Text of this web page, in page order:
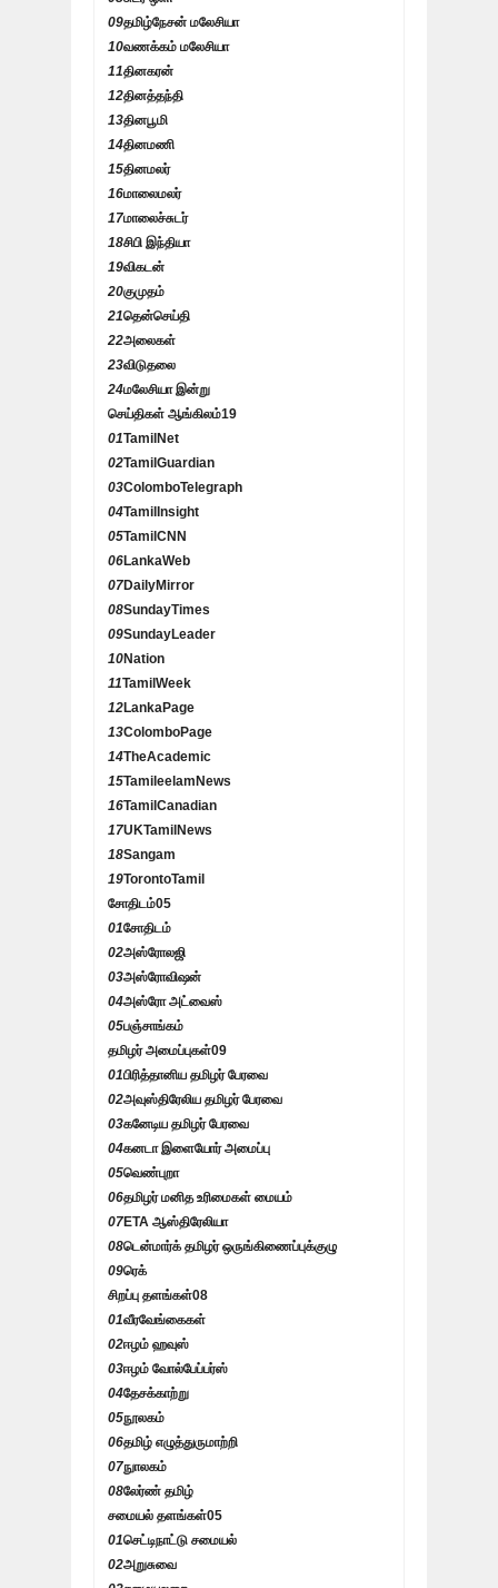
09தமிழ்நேசன் மலேசியா
10வணக்கம் மலேசியா
11தினகரன்
12தினத்தந்தி
13தினபூமி
14தினமணி
15தினமலர்
16மாலைமலர்
17மாலைச்சுடர்
18சிபி இந்தியா
19விகடன்
20குமுதம்
21தென்செய்தி
22அலைகள்
23விடுதலை
24மலேசியா இன்று
செய்திகள் ஆங்கிலம்19
01TamilNet
02TamilGuardian
03ColomboTelegraph
04TamilInsight
05TamilCNN
06LankaWeb
07DailyMirror
08SundayTimes
09SundayLeader
10Nation
11TamilWeek
12LankaPage
13ColomboPage
14TheAcademic
15TamileelamNews
16TamilCanadian
17UKTamilNews
18Sangam
19TorontoTamil
சோதிடம்05
01சோதிடம்
02அஸ்ரோலஜி
03அஸ்ரோவிஷன்
04அஸ்ரோ அட்வைஸ்
05பஞ்சாங்கம்
தமிழர் அமைப்புகள்09
01பிரித்தானிய தமிழர் பேரவை
02அவுஸ்திரேலிய தமிழர் பேரவை
03கனேடிய தமிழர் பேரவை
04கனடா இளையோர் அமைப்பு
05வெண்புறா
06தமிழர் மனித உரிமைகள் மையம்
07ETA ஆஸ்திரேலியா
08டென்மார்க் தமிழர் ஒருங்கிணைப்புக்குழு
09ரெக்
சிறப்பு தளங்கள்08
01வீரவேங்கைகள்
02ஈழம் ஹவுஸ்
03ஈழம் வோல்பேப்பர்ஸ்
04தேசக்காற்று
05நூலகம்
06தமிழ் எழுத்துருமாற்றி
07நுாலகம்
08லேர்ண் தமிழ்
சமையல் தளங்கள்05
01செட்டிநாட்டு சமையல்
02அறுசுவை